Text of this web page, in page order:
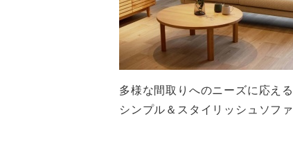
多様な間取りへのニーズに応える
シンプル＆スタイリッシュソファ